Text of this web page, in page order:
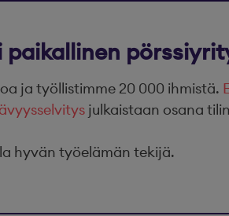
ja työllistimme 20 000 ihmistä.
julkaistaan osana
hyvän työelämän tekijä.